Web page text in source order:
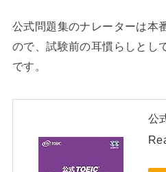
公式問題集のナレーターは本
ので、試験前の耳慣らしとし
です。
公